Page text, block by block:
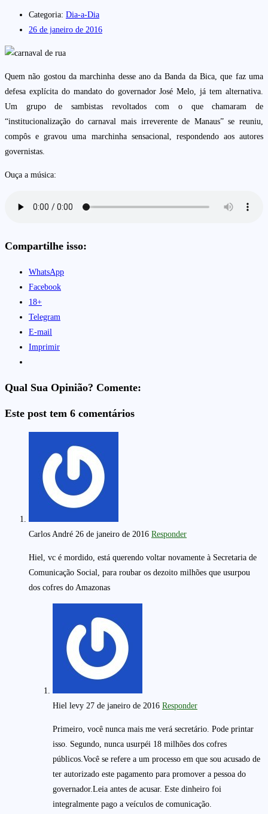
Categoria: Dia-a-Dia
26 de janeiro de 2016
Quem não gostou da marchinha desse ano da Banda da Bica, que faz uma
defesa explícita do mandato do governador José Melo, já tem alternativa.
Um grupo de sambistas revoltados com o que chamaram de
“institucionalização do carnaval mais irreverente de Manaus” se reuniu,
compôs e gravou uma marchinha sensacional, respondendo aos autores
governistas.
Ouça a música:
Compartilhe isso:
WhatsApp
Facebook
18+
Telegram
E-mail
Imprimir
Qual Sua Opinião? Comente:
Este post tem 6 comentários
Carlos André 26 de janeiro de 2016 Responder
Hiel, vc é mordido, está querendo voltar novamente à Secretaria de
Comunicação Social, para roubar os dezoito milhões que usurpou
dos cofres do Amazonas
Hiel levy 27 de janeiro de 2016 Responder
Primeiro, você nunca mais me verá secretário. Pode printar
isso. Segundo, nunca usurpéi 18 milhões dos cofres
públicos.Você se refere a um processo em que sou acusado de
ter autorizado este pagamento para promover a pessoa do
governador.Leia antes de acusar. Este dinheiro foi
integralmente pago a veículos de comunicação.